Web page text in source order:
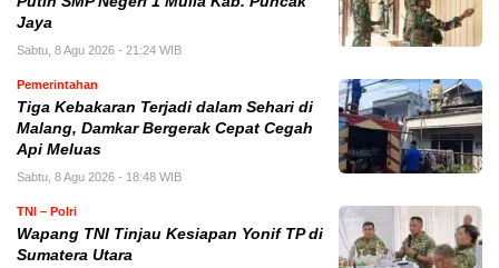
Jaya
Sabtu, 8 Agu 2026 - 21:24 WIB
Pemerintahan
Tiga Kebakaran Terjadi dalam Sehari di
Malang, Damkar Bergerak Cepat Cegah
Api Meluas
Sabtu, 8 Agu 2026 - 18:48 WIB
TNI – Polri
Wapang TNI Tinjau Kesiapan Yonif TP di
Sumatera Utara